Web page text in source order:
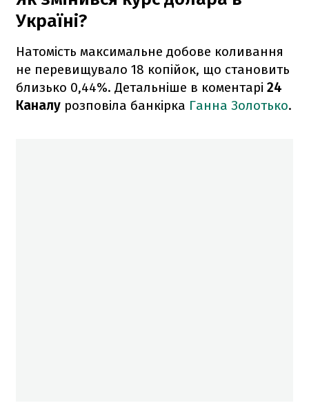
Україні?
Натомість максимальне добове коливання
не перевищувало 18 копійок, що становить
близько 0,44%. Детальніше в коментарі 24
Каналу розповіла банкірка Ганна Золотько.